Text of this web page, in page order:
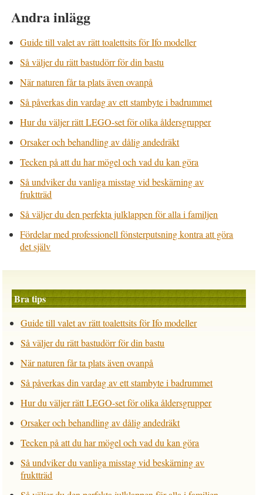
Andra inlägg
Guide till valet av rätt toalettsits för Ifo modeller
Så väljer du rätt bastudörr för din bastu
När naturen får ta plats även ovanpå
Så påverkas din vardag av ett stambyte i badrummet
Hur du väljer rätt LEGO-set för olika åldersgrupper
Orsaker och behandling av dålig andedräkt
Tecken på att du har mögel och vad du kan göra
Så undviker du vanliga misstag vid beskärning av
fruktträd
Så väljer du den perfekta julklappen för alla i familjen
Fördelar med professionell fönsterputsning kontra att göra
det själv
Bra tips
Guide till valet av rätt toalettsits för Ifo modeller
Så väljer du rätt bastudörr för din bastu
När naturen får ta plats även ovanpå
Så påverkas din vardag av ett stambyte i badrummet
Hur du väljer rätt LEGO-set för olika åldersgrupper
Orsaker och behandling av dålig andedräkt
Tecken på att du har mögel och vad du kan göra
Så undviker du vanliga misstag vid beskärning av
fruktträd